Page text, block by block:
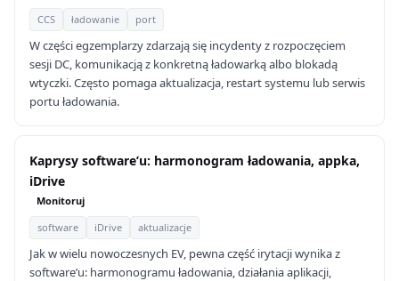
CCS
ładowanie port
W części egzemplarzy zdarzają się incydenty z rozpoczęciem
sesji DC, komunikacją z konkretną ładowarką albo blokadą
wtyczki. Często pomaga aktualizacja, restart systemu lub serwis
portu ładowania.
Kaprysy software’u: harmonogram ładowania, appka,
iDrive
Monitoruj
software
iDrive aktualizacje
Jak w wielu nowoczesnych EV, pewna część irytacji wynika z
software’u: harmonogramu ładowania, działania aplikacji,